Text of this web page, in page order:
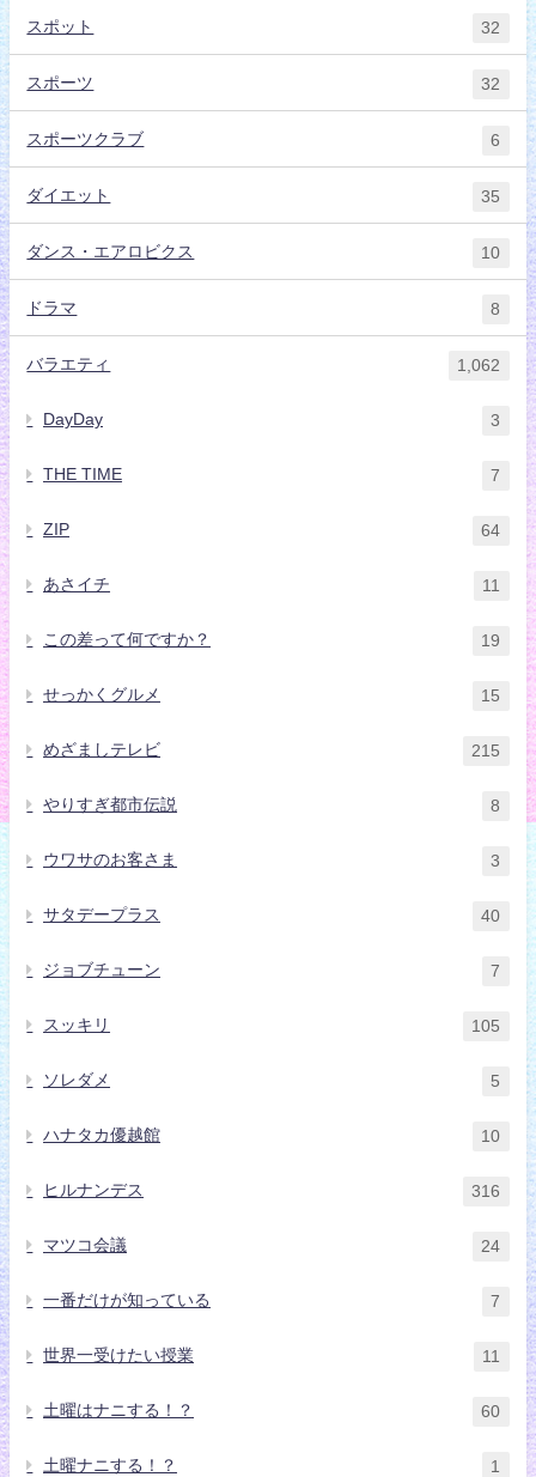
スポット 32
スポーツ 32
スポーツクラブ 6
ダイエット 35
ダンス・エアロビクス 10
ドラマ 8
バラエティ 1,062
DayDay 3
THE TIME 7
ZIP 64
あさイチ 11
この差って何ですか？ 19
せっかくグルメ 15
めざましテレビ 215
やりすぎ都市伝説 8
ウワサのお客さま 3
サタデープラス 40
ジョブチューン 7
スッキリ 105
ソレダメ 5
ハナタカ優越館 10
ヒルナンデス 316
マツコ会議 24
一番だけが知っている 7
世界一受けたい授業 11
土曜はナニする！？ 60
土曜ナニする！？ 1